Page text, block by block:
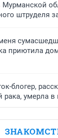
штруделя
приютила
блогер,
умерла в